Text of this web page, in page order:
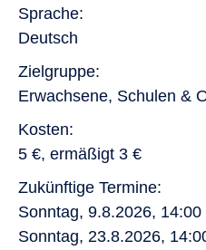
Sprache
Deutsch
Zielgruppe
Erwachsene, Schulen &
Kosten
5 €, ermäßigt 3 €
Zukünftige Termine
Sonntag, 9.8.2026,
Sonntag, 23.8.2026,